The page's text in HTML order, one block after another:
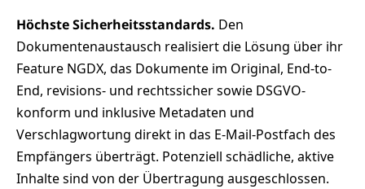
Höchste Sicherheitsstandards. Den
Dokumentenaustausch realisiert die Lösung über ihr
Feature NGDX, das Dokumente im Original, End-to-
End, revisions- und rechtssicher sowie DSGVO-
konform und inklusive Metadaten und
Verschlagwortung direkt in das E-Mail-Postfach des
Empfängers überträgt. Potenziell schädliche, aktive
Inhalte sind von der Übertragung ausgeschlossen.